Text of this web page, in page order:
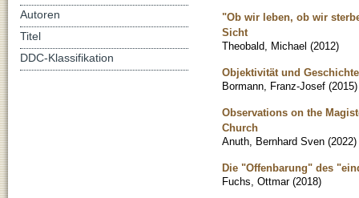
"Ob wir leben, ob wir
Sicht
Theobald, Michael (2012)
Objektivität und
Bormann, Franz-Josef (2015)
Observations on the
Church
Anuth, Bernhard Sven (2022)
Die "Offenbarung" des
Fuchs, Ottmar (2018)
Autoren
Titel
DDC-Klassifikation